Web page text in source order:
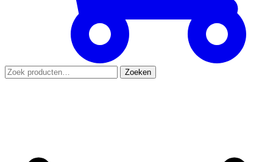
Zoeken
naar:
Zoeken